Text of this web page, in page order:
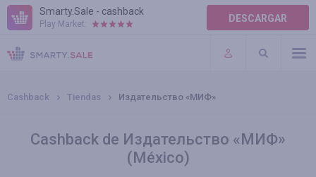
Smarty.Sale - cashback
Play Market: DESCARGAR
AYUDA
TÉRMINOS DE USO
Cashback Tiendas Издательство «МИФ»
Cashback de Издательство «МИФ»
(México)